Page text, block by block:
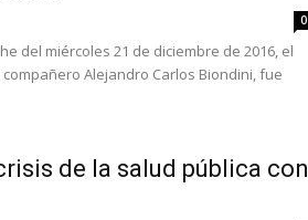
0
del miércoles 21 de diciembre de 2016, el
Alejandro Carlos Biondini, fue
de la salud pública con